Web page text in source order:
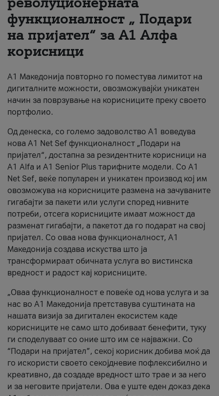
За нас
#ПодобарОнлајн
функционалност „ Подари
на пријател“ за А1 Алфа
корисници
А1 Македонија повторно го поместува лимитот на
дигиталните можности, овозможувајќи уникатен
начин за поврзување на корисниците преку своето
портфолио.
Од денеска, со големо задоволство А1 воведува
нова A1 Net Sef функционалност „Подари на
пријател“, достапна за резидентните корисници на
А1 Alfa и A1 Senior Plus тарифните модели. Со A1
Net Sef, веќе популарен и уникатен производ кој им
овозможува на корисниците размена на зачуваните
гигабајти за пакети или услуги според нивните
потреби, отсега корисниците имаат можност да
разменат гигабајти, а пакетот да го подарат на свој
пријател. Со оваа нова функционалност, А1
Македонија создава искуства што ја
трансформираат обичната услуга во вистинска
вредност и радост кај корисниците.
„Оваа функционалност е повеќе од нова услуга и за
нас во А1 Македонија претставува суштината на
нашата визија за дигитален екосистем каде
корисниците не само што добиваат бенефити, туку
ги споделуваат со оние што им се најважни. Со
“Подари на пријател”, секој корисник добива моќ да
го искористи своето секојдневие пофлексибилно и
креативно, да создаде вредност што трае и за него
и за неговите пријатели. Ова е уште еден доказ дека